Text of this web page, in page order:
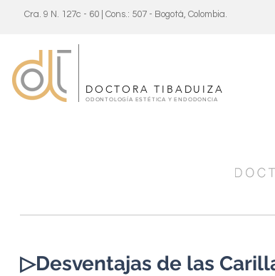
Cra. 9 N. 127c - 60 | Cons.: 507 - Bogotá, Colombia.
DOCTORA TIBADUIZA
ODONTOLOGÍA ESTÉTICA Y ENDODONCIA
▷Desventajas de las